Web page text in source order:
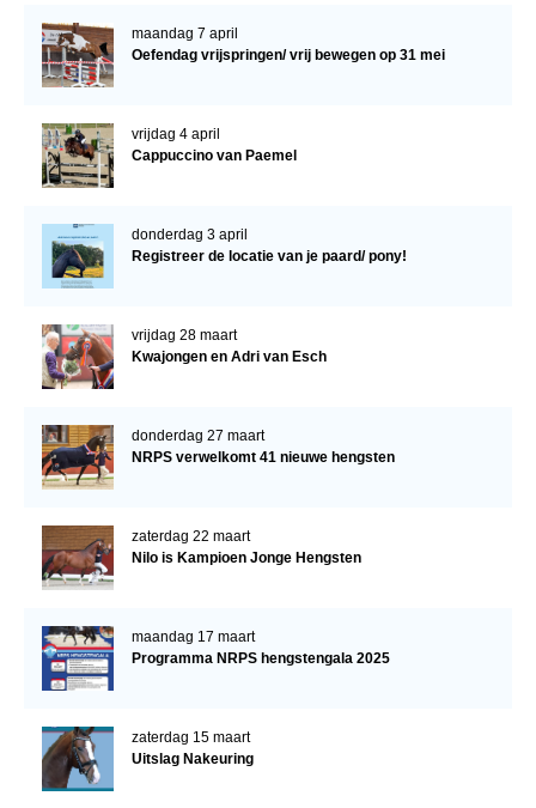
maandag 7 april
Oefendag vrijspringen/ vrij bewegen op 31 mei
vrijdag 4 april
Cappuccino van Paemel
donderdag 3 april
Registreer de locatie van je paard/ pony!
vrijdag 28 maart
Kwajongen en Adri van Esch
donderdag 27 maart
NRPS verwelkomt 41 nieuwe hengsten
zaterdag 22 maart
Nilo is Kampioen Jonge Hengsten
maandag 17 maart
Programma NRPS hengstengala 2025
zaterdag 15 maart
Uitslag Nakeuring